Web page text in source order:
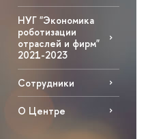
НУГ "Экономика
роботизации
отраслей и фирм"
2021-2023
Сотрудники
О Центре